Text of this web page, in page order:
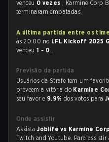
venceu 0 vezes , Karmine Corp
terminaram empatadas.
A última partida entre os
às 20:00 no LFL Kickoff 2025
venceu 1 - 0 .
Previsão da partida
Usuários da Strafe tem um
preveem a vitória do Karmine
seu favor e 9.9% dos votos para
Onde assistir
AssistaJoblife vs Karmine
Twitch and Youtube. Para